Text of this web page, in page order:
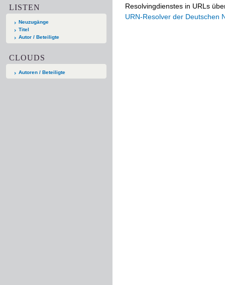
LISTEN
Neuzugänge
Titel
Autor / Beteiligte
CLOUDS
Autoren / Beteiligte
Resolvingdienstes in URLs
URN-Resolver der Deutschen